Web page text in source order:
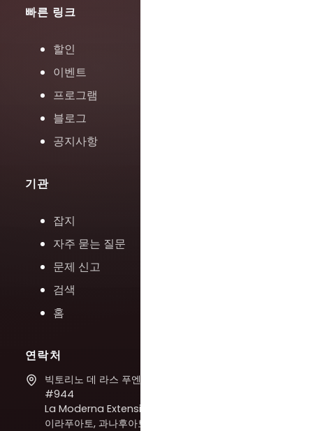
빠른 링크
할인
이벤트
프로그램
블로그
공지사항
기관
잡지
자주 묻는 질문
문제 신고
검색
홈
연락처
빅토리노 데 라스 푸엔테스
#944
La Moderna Extension,
이라푸아토, 과나후아토